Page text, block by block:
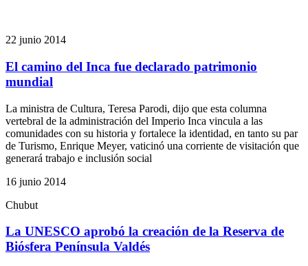
22 junio 2014
El camino del Inca fue declarado patrimonio
mundial
La ministra de Cultura, Teresa Parodi, dijo que esta columna
vertebral de la administración del Imperio Inca vincula a las
comunidades con su historia y fortalece la identidad, en tanto su par
de Turismo, Enrique Meyer, vaticinó una corriente de visitación que
generará trabajo e inclusión social
16 junio 2014
Chubut
La UNESCO aprobó la creación de la Reserva de
Biósfera Península Valdés